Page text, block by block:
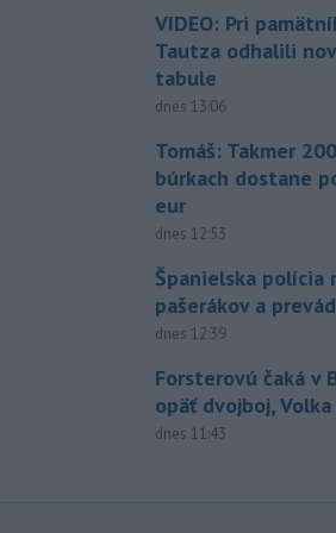
VIDEO: Pri
Tautza odhalili
tabule
dnes 13:06
Tomáš: Takmer
búrkach dostane
eur
dnes 12:53
Španielska polícia
pašerákov a
dnes 12:39
Forsterovú čaká v
opäť dvojboj,
dnes 11:43